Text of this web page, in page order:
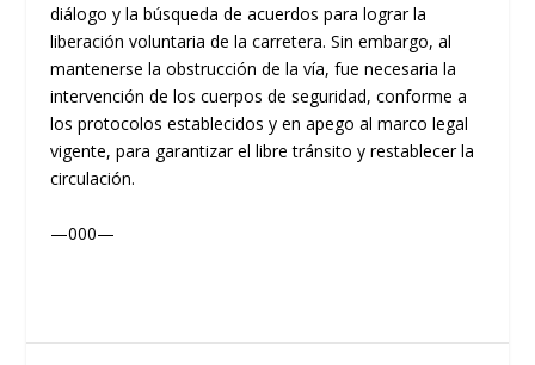
diálogo y la búsqueda de acuerdos para lograr la
liberación voluntaria de la carretera. Sin embargo, al
mantenerse la obstrucción de la vía, fue necesaria la
intervención de los cuerpos de seguridad, conforme a
los protocolos establecidos y en apego al marco legal
vigente, para garantizar el libre tránsito y restablecer la
circulación.
—000—